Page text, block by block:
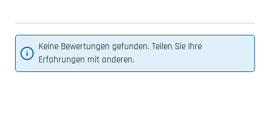
Keine Bewertungen gefunden. Teilen Sie Ihre
Erfahrungen mit anderen.